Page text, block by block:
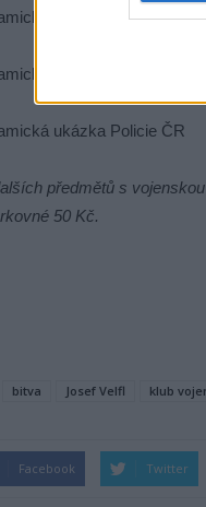
ukázka činnosti 13.
ukázka činnosti
ukázka Policie ČR
předmětů s
50 Kč.
bitva Josef Velfl klub
Facebook Twitter